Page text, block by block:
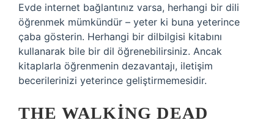
Evde internet bağlantınız varsa, herhangi bir dili
öğrenmek mümkündür – yeter ki buna yeterince
çaba gösterin. Herhangi bir dilbilgisi kitabını
kullanarak bile bir dil öğrenebilirsiniz. Ancak
kitaplarla öğrenmenin dezavantajı, iletişim
becerilerinizi yeterince geliştirmemesidir.
THE WALKING DEAD